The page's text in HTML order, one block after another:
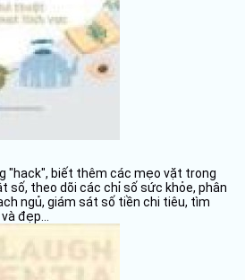
"hack", biết thêm các mẹo vặt trong
số, theo dõi các chỉ số sức khỏe, phân
ngủ, giám sát số tiền chi tiêu, tìm
đẹp...